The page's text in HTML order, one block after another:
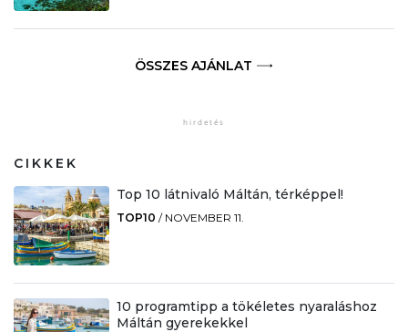
ÖSSZES AJÁNLAT
CIKKEK
Top 10 látnivaló Máltán, térképpel!
TOP10 / NOVEMBER 11.
10 programtipp a tökéletes nyaraláshoz
Máltán gyerekekkel